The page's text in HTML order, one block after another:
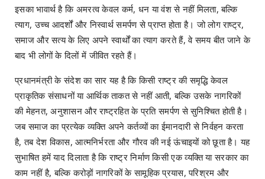
इसका भावार्थ है कि अमरत्व केवल कर्म, धन या वंश से नहीं मिलता, बल्कि
त्याग, उच्च आदर्शों और निस्वार्थ समर्पण से प्राप्त होता है। जो लोग राष्ट्र,
समाज और सत्य के लिए अपने स्वार्थों का त्याग करते हैं, वे समय बीत जाने के
बाद भी लोगों के दिलों में जीवित रहते हैं।
प्रधानमंत्री के संदेश का सार यह है कि किसी राष्ट्र की समृद्धि केवल
प्राकृतिक संसाधनों या आर्थिक ताकत से नहीं आती, बल्कि उसके नागरिकों
की मेहनत, अनुशासन और राष्ट्रहित के प्रति समर्पण से सुनिश्चित होती है।
जब समाज का प्रत्येक व्यक्ति अपने कर्तव्यों का ईमानदारी से निर्वहन करता
है, तब देश विकास, आत्मनिर्भरता और गौरव की नई ऊंचाइयों को छूता है। यह
सुभाषित हमें याद दिलाता है कि राष्ट्र निर्माण किसी एक व्यक्ति या सरकार का
काम नहीं है, बल्कि करोड़ों नागरिकों के सामूहिक प्रयास, परिश्रम और